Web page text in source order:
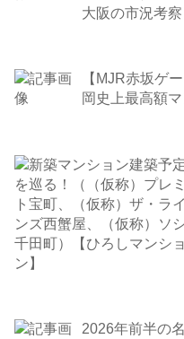
大阪の市況考察
【MJR赤坂ゲ
岡史上最高額
2026年前半の